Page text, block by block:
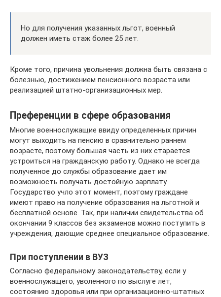
Но для получения указанных льгот, военный
должен иметь стаж более 25 лет.
Кроме того, причина увольнения должна быть связана с
болезнью, достижением пенсионного возраста или
реализацией штатно-организационных мер.
Преференции в сфере образования
Многие военнослужащие ввиду определенных причин
могут выходить на пенсию в сравнительно раннем
возрасте, поэтому большая часть из них старается
устроиться на гражданскую работу. Однако не всегда
полученное до службы образование дает им
возможность получать достойную зарплату.
Государство учло этот момент, поэтому граждане
имеют право на получение образования на льготной и
бесплатной основе. Так, при наличии свидетельства об
окончании 9 классов без экзаменов можно поступить в
учреждения, дающие среднее специальное образование.
При поступлении в ВУЗ
Согласно федеральному законодательству, если у
военнослужащего, уволенного по выслуге лет,
состоянию здоровья или при организационно-штатных